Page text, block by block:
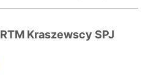
Kraszewscy SPJ